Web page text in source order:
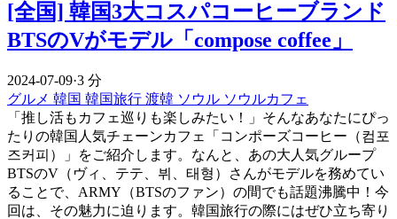
[全国] 韓国3大コスパコーヒーブランド
BTSのVがモデル「compose coffee」
2024-07-09·3 分
グルメ 韓国 韓国旅行 渡韓 ソウル ソウルカフェ
「推し活もカフェ巡りも楽しみたい！」そんなあなたにぴっ
たりの韓国人気チェーンカフェ「コンポーズコーヒー（컴포
즈커피）」をご紹介します。なんと、あの大人気グループ
BTSのV（ヴィ、テテ、뷔、태형）さんがモデルを務めてい
ることで、ARMY（BTSのファン）の間でも話題沸騰中！今
回は、その魅力に迫ります。韓国旅行の際にはぜひ立ち寄り